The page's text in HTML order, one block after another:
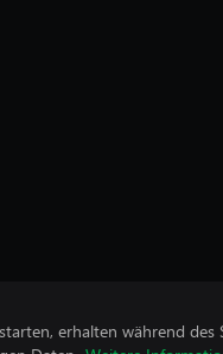
erhalten während